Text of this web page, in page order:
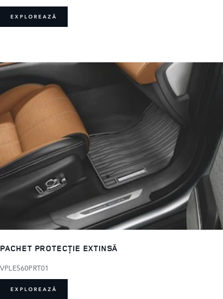
EXPLOREAZĂ
PACHET PROTECȚIE EXTINSĂ
VPLE560PRT01
EXPLOREAZĂ